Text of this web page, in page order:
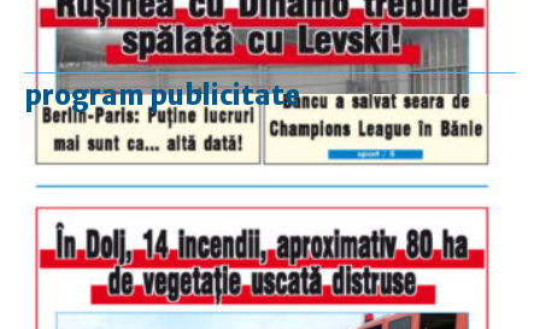
program publicitate
luni-vineri
9.00 - 17.00
duminică
9.00 - 12.00